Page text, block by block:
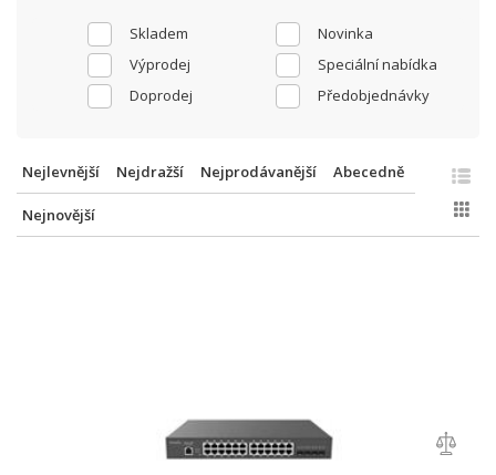
Skladem
Novinka
Výprodej
Speciální nabídka
Doprodej
Předobjednávky
Nejlevnější Nejdražší Nejprodávanější Abecedně
Nejnovější